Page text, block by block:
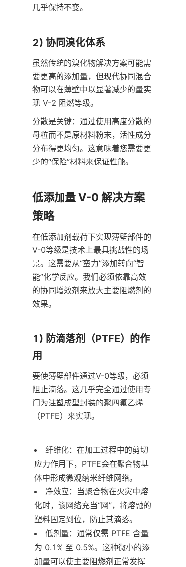
几乎保持不变。
2) 协同溴化体系
虽然传统的溴化物解决方案可能需
要更高的添加量，但现代协同混合
物可以在薄壁中以显著减少的量实
现 V-2 阻燃等级。
分散是关键：通过使用高度分散的
母粒而不是原材料粉末，活性成分
分布得更均匀。这意味着您需要更
少的“保险”材料来保证性能。
低添加量 V-0 解决方案
策略
在低添加剂载荷下实现薄壁部件的
V-0等级是技术上最具挑战性的场
景。这需要从“蛮力”添加转向“智
能”化学反应。我们必须依靠高效
的协同增效剂来放大主要阻燃剂的
效果。
1) 防滴落剂（PTFE）的作
用
要使薄壁部件通过V-0等级，必须
阻止滴落。这几乎完全通过使用专
门为注塑成型封装的聚四氟乙烯
（PTFE）来实现。
纤维化：在加工过程中的剪切
应力作用下，PTFE会在聚合物基
体中形成微观纳米纤维网络。
净效应：当聚合物在火灾中熔
化时，该网络充当“网”，将熔融的
塑料固定到位，防止其滴落。
低剂量：通常仅需 PTFE 含量
为 0.1% 至 0.5%。这种微小的添
加量可以使主要阻燃剂正常发挥